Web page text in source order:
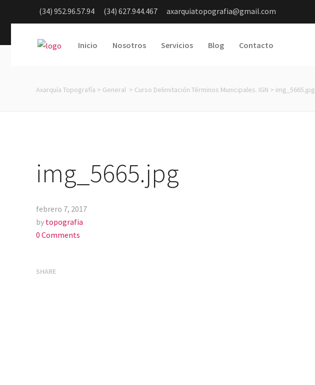
(34) 952.96.57.94 (34) 627.944.467 axarquiatopografia@gmail.com
Inicio Nosotros Servicios Blog Contacto
Axarquía Topografía > General > Curso Delimitación Términos Municipales. IGN > img_5665.jpg
img_5665.jpg
febrero 7, 2017
by topografia
0 Comments
SHARE